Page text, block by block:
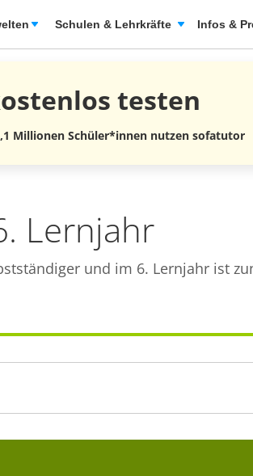
Schulen & Lehrkräfte Infos &
testen
Millionen Schüler*innen nutzen sofatutor
Lernjahr
und im 6. Lernjahr ist